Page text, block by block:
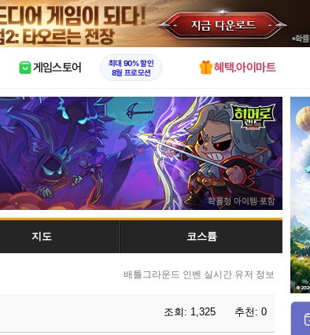
X
게임스토어
최대 90% 할인
8월 프로모션
혜택.아이마트
지도 코스튬
배틀그라운드 인벤 실시간 유저 정보
조회: 1,325 추천: 0